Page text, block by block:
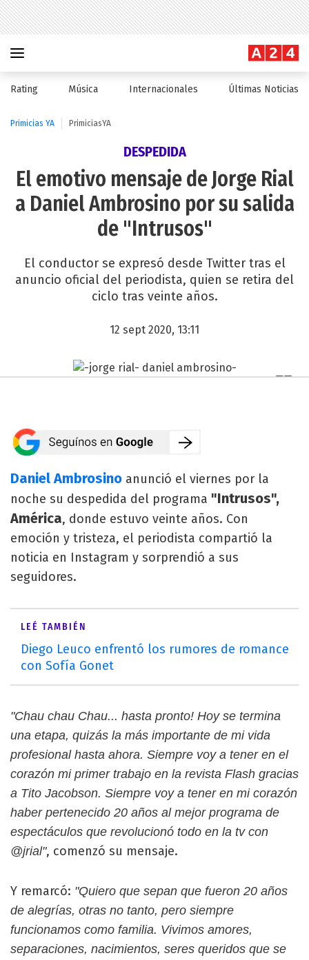
Rating Música Internacionales Últimas Noticias
Primicias YA PrimiciasYA
DESPEDIDA
El emotivo mensaje de Jorge Rial
a Daniel Ambrosino por su salida
de "Intrusos"
El conductor se expresó desde Twitter tras el
anuncio oficial del periodista, quien se retira del
ciclo tras veinte años.
12 sept 2020, 13:11
Daniel Ambrosino anunció el viernes por la
noche su despedida del programa "Intrusos",
América, donde estuvo veinte años. Con
emoción y tristeza, el periodista compartió la
noticia en Instagram y sorprendió a sus
seguidores.
LEÉ TAMBIÉN
Diego Leuco enfrentó los rumores de romance
con Sofía Gonet
"Chau chau Chau... hasta pronto! Hoy se termina
una etapa, quizás la más importante de mi vida
profesional hasta ahora. Siempre voy a tener en el
corazón mi primer trabajo en la revista Flash gracias
a Tito Jacobson. Siempre voy a tener en mi corazón
haber pertenecido 20 años al mejor programa de
espectáculos que revolucionó todo en la tv con
@jrial", comenzó su mensaje.
Y remarcó: "Quiero que sepan que fueron 20 años
de alegrías, otras no tanto, pero siempre
funcionamos como familia. Vivimos amores,
separaciones, nacimientos, seres queridos que se